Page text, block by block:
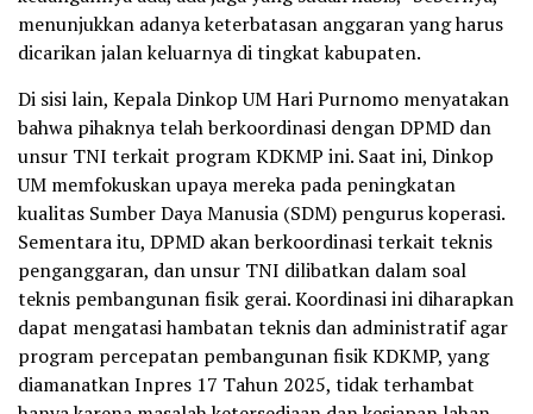
menunjukkan adanya keterbatasan anggaran yang harus
dicarikan jalan keluarnya di tingkat kabupaten.
Di sisi lain, Kepala Dinkop UM Hari Purnomo menyatakan
bahwa pihaknya telah berkoordinasi dengan DPMD dan
unsur TNI terkait program KDKMP ini. Saat ini, Dinkop
UM memfokuskan upaya mereka pada peningkatan
kualitas Sumber Daya Manusia (SDM) pengurus koperasi.
Sementara itu, DPMD akan berkoordinasi terkait teknis
penganggaran, dan unsur TNI dilibatkan dalam soal
teknis pembangunan fisik gerai. Koordinasi ini diharapkan
dapat mengatasi hambatan teknis dan administratif agar
program percepatan pembangunan fisik KDKMP, yang
diamanatkan Inpres 17 Tahun 2025, tidak terhambat